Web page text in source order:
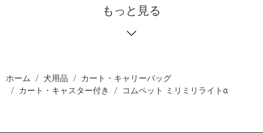
もっと見る
ホーム 犬用品
カート・キャリーバッグ
カート・キャスター付き
コムペット ミリミリライトα